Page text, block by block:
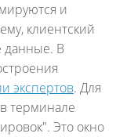
и
клиентский
данные. В
экспертов. Для
терминале
Это окно